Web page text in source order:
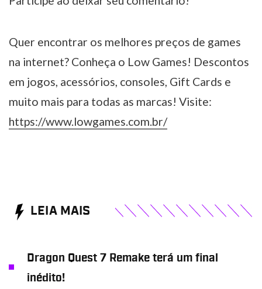
Quer encontrar os melhores preços de games
na internet? Conheça o Low Games! Descontos
em jogos, acessórios, consoles, Gift Cards e
muito mais para todas as marcas! Visite:
https://www.lowgames.com.br/
LEIA MAIS
Dragon Quest 7 Remake terá um final
inédito!